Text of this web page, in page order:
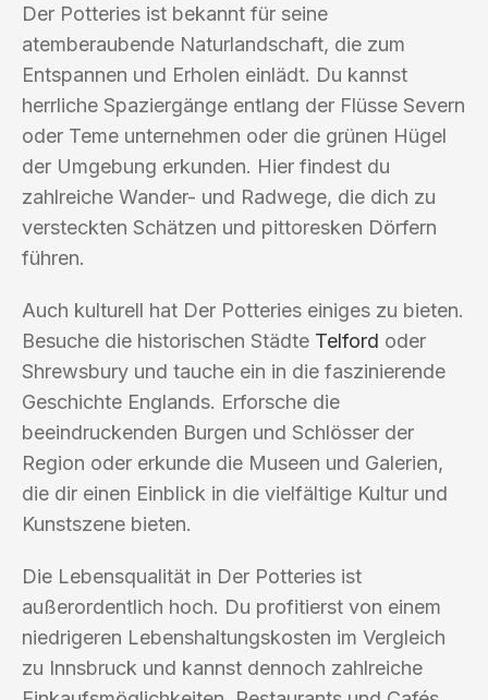
Der Potteries ist bekannt für seine
atemberaubende Naturlandschaft, die zum
Entspannen und Erholen einlädt. Du kannst
herrliche Spaziergänge entlang der Flüsse Severn
oder Teme unternehmen oder die grünen Hügel
der Umgebung erkunden. Hier findest du
zahlreiche Wander- und Radwege, die dich zu
versteckten Schätzen und pittoresken Dörfern
führen.
Auch kulturell hat Der Potteries einiges zu bieten.
Besuche die historischen Städte Telford oder
Shrewsbury und tauche ein in die faszinierende
Geschichte Englands. Erforsche die
beeindruckenden Burgen und Schlösser der
Region oder erkunde die Museen und Galerien,
die dir einen Einblick in die vielfältige Kultur und
Kunstszene bieten.
Die Lebensqualität in Der Potteries ist
außerordentlich hoch. Du profitierst von einem
niedrigeren Lebenshaltungskosten im Vergleich
zu Innsbruck und kannst dennoch zahlreiche